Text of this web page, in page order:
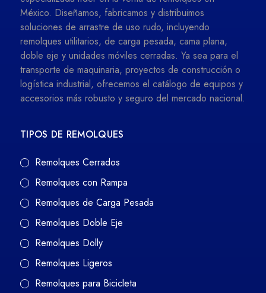
México. Diseñamos, fabricamos y distribuimos
soluciones de arrastre de uso rudo, incluyendo
remolques utilitarios, de carga pesada, cama plana,
doble eje y unidades móviles cerradas. Ya sea para el
transporte de maquinaria, proyectos de construcción o
logística industrial, ofrecemos el catálogo de equipos y
accesorios más robusto y seguro del mercado nacional.
TIPOS DE REMOLQUES
Remolques Cerrados
Remolques con Rampa
Remolques de Carga Pesada
Remolques Doble Eje
Remolques Dolly
Remolques Ligeros
Remolques para Bicicleta